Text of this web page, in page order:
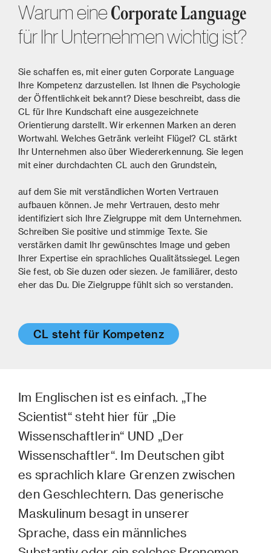
Warum eineCorporate Language
für Ihr Unternehmen wichtig ist?
Sie schaffen es, mit einer guten Corporate Language
Ihre Kompetenz darzustellen. Ist Ihnen die Psychologie
der Öffentlichkeit bekannt? Diese beschreibt, dass die
CL für Ihre Kundschaft eine ausgezeichnete
Orientierung darstellt. Wir erkennen Marken an deren
Wortwahl. Welches Getränk verleiht Flügel? CL stärkt
Ihr Unternehmen also über Wiedererkennung. Sie legen
mit einer durchdachten CL auch den Grundstein,
auf dem Sie mit verständlichen Worten Vertrauen
aufbauen können. Je mehr Vertrauen, desto mehr
identifiziert sich Ihre Zielgruppe mit dem Unternehmen.
Schreiben Sie positive und stimmige Texte. Sie
verstärken damit Ihr gewünschtes Image und geben
Ihrer Expertise ein sprachliches Qualitätssiegel. Legen
Sie fest, ob Sie duzen oder siezen. Je familiärer, desto
eher das Du. Die Zielgruppe fühlt sich so verstanden.
CL steht für Kompetenz
Im Englischen ist es einfach. „The
Scientist“ steht hier für „Die
Wissenschaftlerin“ UND „Der
Wissenschaftler“. Im Deutschen gibt
es sprachlich klare Grenzen zwischen
den Geschlechtern. Das generische
Maskulinum besagt in unserer
Sprache, dass ein männliches